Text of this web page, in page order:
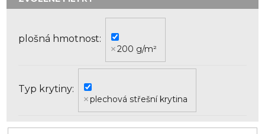
plošná hmotnost
200 g/m²
Typ krytiny
plechová střešní krytina